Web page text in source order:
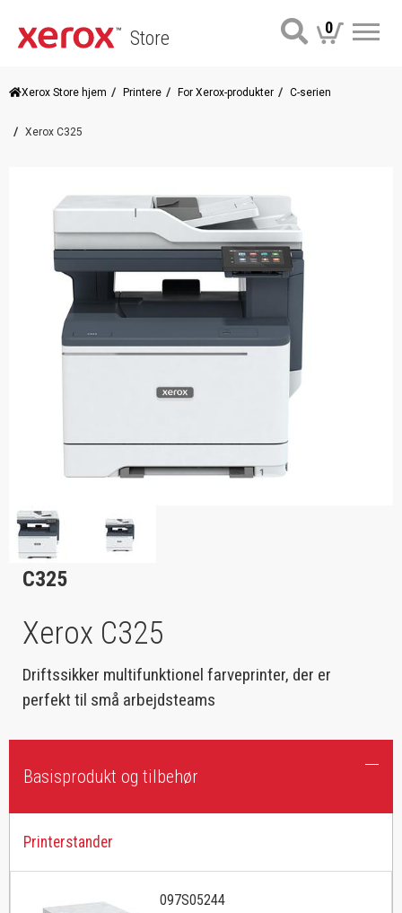
Store 0
Xerox Store hjem Printere For Xerox-produkter C-serien
Xerox C325
C325
Xerox C325
Driftssikker multifunktionel farveprinter, der er
perfekt til små arbejdsteams
Basisprodukt og tilbehør
Printerstander
097S05244